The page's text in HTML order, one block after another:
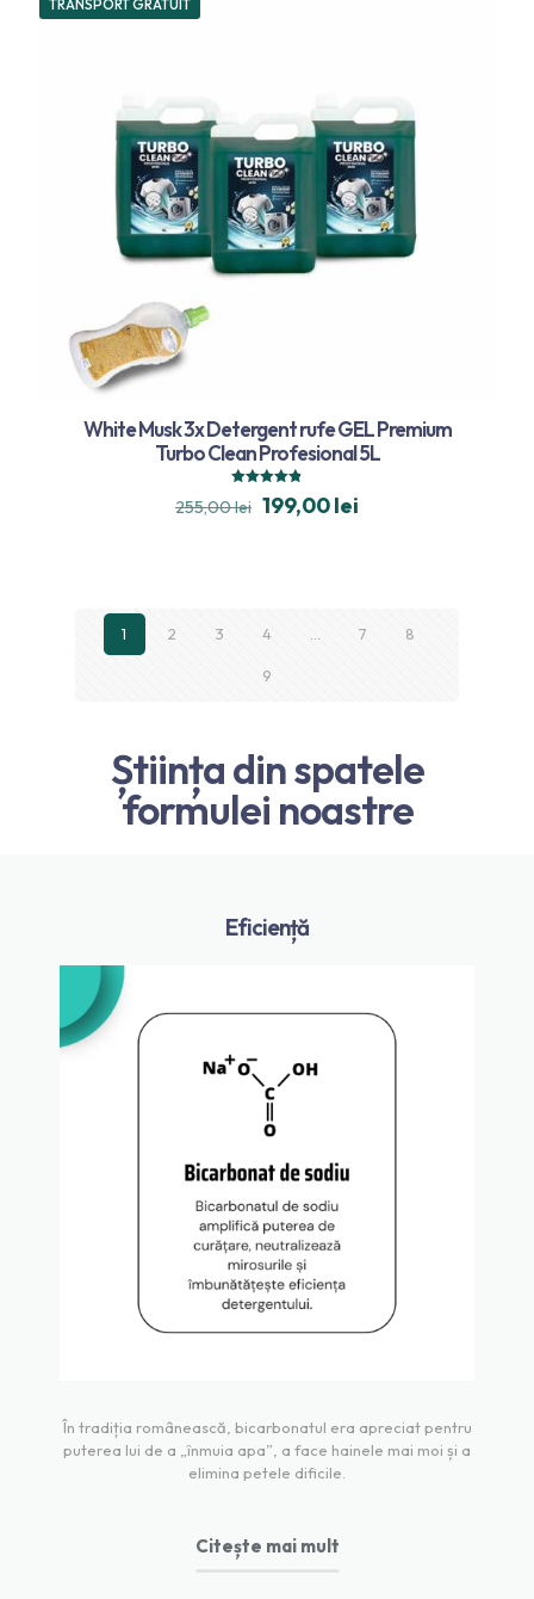
TRANSPORT GRATUIT
White Musk 3x Detergent rufe GEL Premium
Turbo Clean Profesional 5L
Evaluat la
4.80
255,00lei 199,00lei
1 2 3 4 7 8
9
Știința din spatele
formulei noastre
Eficiență
În tradiția românească, bicarbonatul era apreciat pentru
puterea lui de a „înmuia apa”, a face hainele mai moi și a
elimina petele dificile.
Citește mai mult